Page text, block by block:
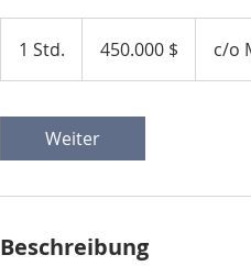
1 Std.
S
d
Dollar450.000 $ c/o
Weiter
Beschreibung